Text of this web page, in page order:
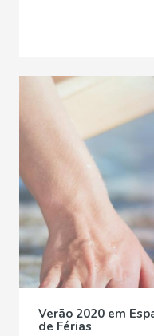
Verão 2020 em
de Férias